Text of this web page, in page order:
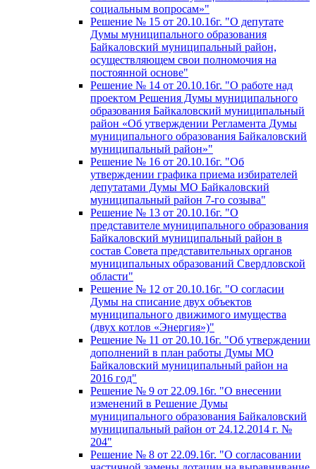
социальным вопросам»"
Решение № 15 от 20.10.16г. "О депутате
Думы муниципального образования
Байкаловский муниципальный район,
осуществляющем свои полномочия на
постоянной основе"
Решение № 14 от 20.10.16г. "О работе над
проектом Решения Думы муниципального
образования Байкаловский муниципальный
район «Об утверждении Регламента Думы
муниципального образования Байкаловский
муниципальный район»"
Решение № 16 от 20.10.16г. "Об
утверждении графика приема избирателей
депутатами Думы МО Байкаловский
муниципальный район 7-го созыва"
Решение № 13 от 20.10.16г. "О
представителе муниципального образования
Байкаловский муниципальный район в
состав Совета представительных органов
муниципальных образований Свердловской
области"
Решение № 12 от 20.10.16г. "О согласии
Думы на списание двух объектов
муниципального движимого имущества
(двух котлов «Энергия»)"
Решение № 11 от 20.10.16г. "Об утверждении
дополнений в план работы Думы МО
Байкаловский муниципальный район на
2016 год"
Решение № 9 от 22.09.16г. "О внесении
изменений в Решение Думы
муниципального образования Байкаловский
муниципальный район от 24.12.2014 г. №
204"
Решение № 8 от 22.09.16г. "О согласовании